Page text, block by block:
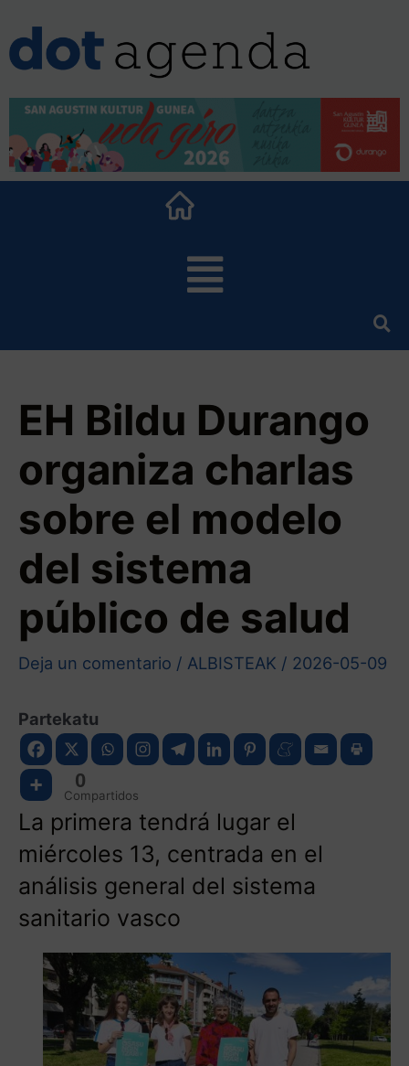
EH Bildu Durango
organiza charlas
sobre el modelo
del sistema
público de salud
Deja un comentario / ALBISTEAK / 2026-05-09
Partekatu
0
Compartidos
La primera tendrá lugar el
miércoles 13, centrada en el
análisis general del sistema
sanitario vasco